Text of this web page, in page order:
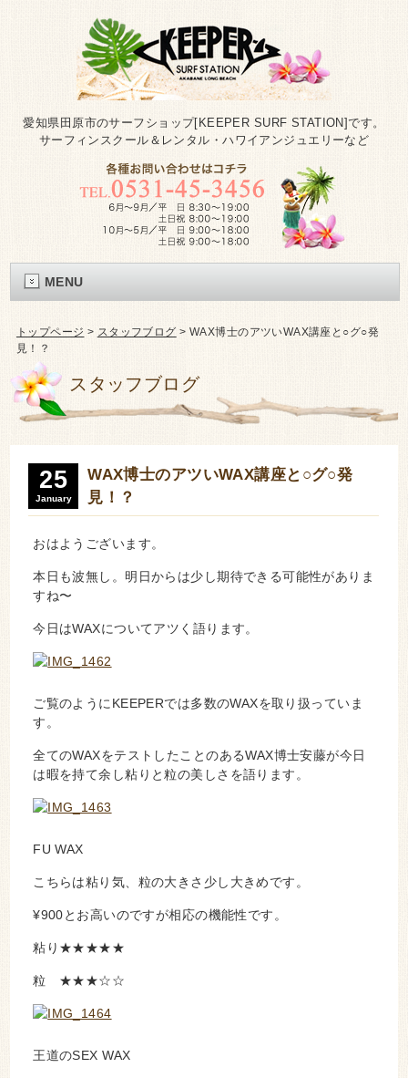
愛知県田原市のサーフショップ[KEEPER SURF STATION]です。
サーフィンスクール＆レンタル・ハワイアンジュエリーなど
MENU
トップページ > スタッフブログ > WAX博士のアツいWAX講座と○グ○発
見！？
スタッフブログ
25
January
WAX博士のアツいWAX講座と○グ○発
見！？
おはようございます。
本日も波無し。明日からは少し期待できる可能性がありま
すね〜
今日はWAXについてアツく語ります。
ご覧のようにKEEPERでは多数のWAXを取り扱っていま
す。
全てのWAXをテストしたことのあるWAX博士安藤が今日
は暇を持て余し粘りと粒の美しさを語ります。
FU WAX
こちらは粘り気、粒の大きさ少し大きめです。
¥900とお高いのですが相応の機能性です。
粘り★★★★★
粒 ★★★☆☆
王道のSEX WAX